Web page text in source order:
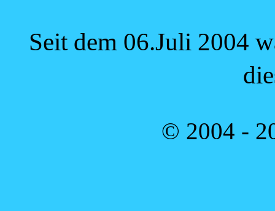
Seit dem 06.Juli 2004
© 2004 -